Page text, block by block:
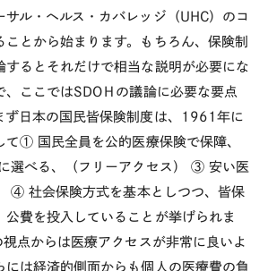
ル・ヘルス・カバレッジ（ UHC）のコ
ことから始まります。もちろん、保険制
するとそれだけで相当な説明が必要にな
、ここではSDO Ｈの議論に必要な要点
日本の国民皆保険制度は、
1961 年に
て① 国民全員を公的医療保険で保障、
選べる、（フリーアクセス） ③ 安い医
④ 社会保険方式を基本としつつ、皆保
公費を投入していることが挙げられま
視点からは医療アクセスが非常に良いよ
には経済的側面からも個人の医療費の負